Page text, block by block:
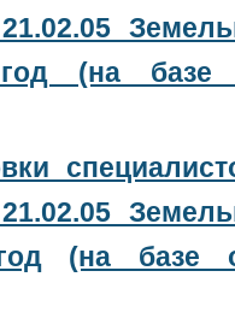
(на базе
(на базе